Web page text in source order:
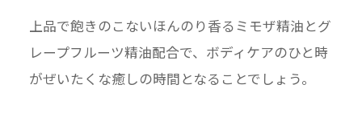
上品で飽きのこないほんのり香るミモザ精油とグ
レープフルーツ精油配合で、ボディケアのひと時
がぜいたくな癒しの時間となることでしょう。